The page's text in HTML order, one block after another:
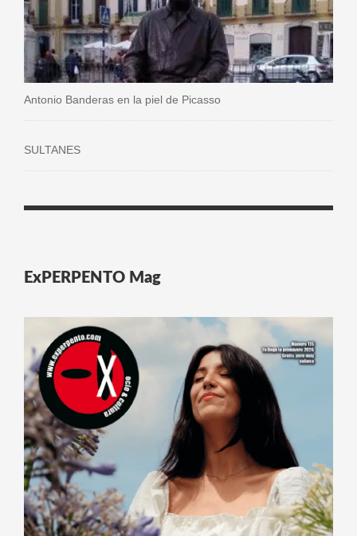
Antonio Banderas en la piel de Picasso
SULTANES
ExPERPENTO Mag